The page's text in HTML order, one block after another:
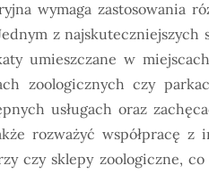
wymaga zastosowania
z
umieszczane w
zoologicznych czy
usługach oraz
rozważyć współpracę
czy sklepy zoologiczne,